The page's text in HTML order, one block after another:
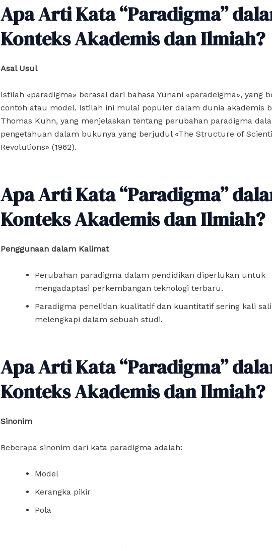
Apa Arti Kata “Paradigma”
Konteks Akademis dan Ilmiah?
Asal Usul
Istilah «paradigma» berasal dari bahasa Yunani «paradeigma», yang
contoh atau model. Istilah ini mulai populer dalam dunia akademis
Thomas Kuhn, yang menjelaskan tentang perubahan paradigma
pengetahuan dalam bukunya yang berjudul «The Structure of
Revolutions» (1962).
Apa Arti Kata “Paradigma”
Konteks Akademis dan Ilmiah?
Penggunaan dalam Kalimat
Perubahan paradigma dalam pendidikan diperlukan untuk
mengadaptasi perkembangan teknologi terbaru.
Paradigma penelitian kualitatif dan kuantitatif sering kali
melengkapi dalam sebuah studi.
Apa Arti Kata “Paradigma”
Konteks Akademis dan Ilmiah?
Sinonim
Beberapa sinonim dari kata paradigma adalah:
Model
Kerangka pikir
Pola